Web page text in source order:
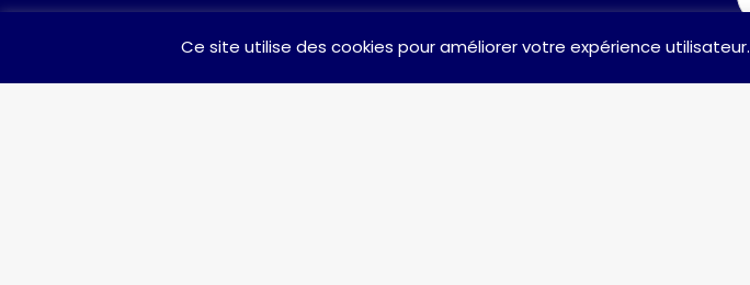
Ce site utilise des cookies pour améliorer votre expérience utilisateur.